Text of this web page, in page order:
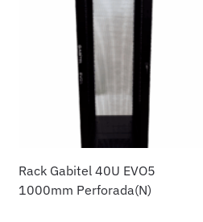
Rack Gabitel 40U EVO5
1000mm Perforada(N)